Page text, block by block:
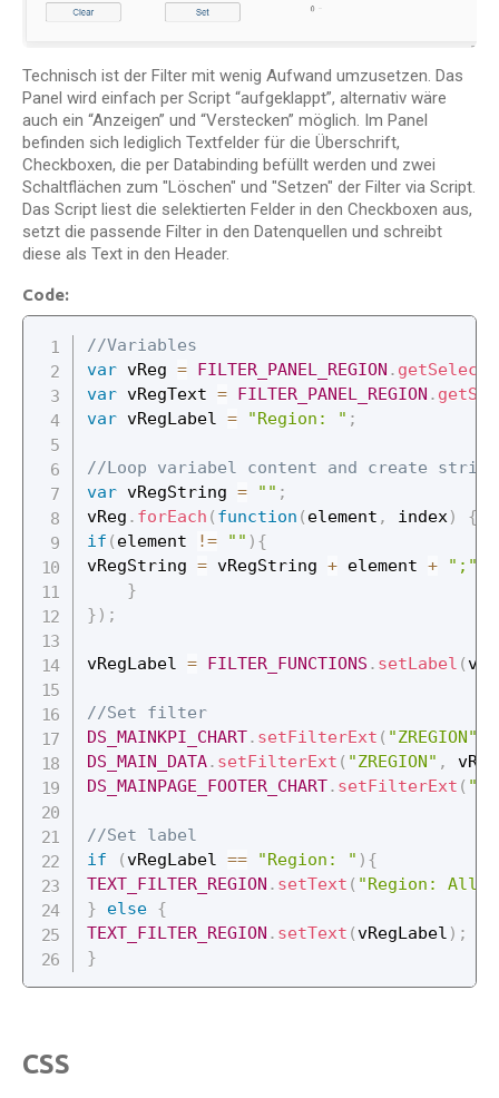
Technisch ist der Filter mit wenig Aufwand umzusetzen. Das
Panel wird einfach per Script “aufgeklappt”, alternativ wäre
auch ein “Anzeigen” und “Verstecken” möglich. Im Panel
befinden sich lediglich Textfelder für die Überschrift,
Checkboxen, die per Databinding befüllt werden und zwei
Schaltflächen zum "Löschen" und "Setzen" der Filter via Script.
Das Script liest die selektierten Felder in den Checkboxen aus,
setzt die passende Filter in den Datenquellen und schreibt
diese als Text in den Header.
Code:
//Variables
var vReg = FILTER_PANEL_REGION .
var vRegText = FILTER_PANEL_REGION .
var vRegLabel = "Region: " ;
//Loop variabel content and create string
var vRegString = "" ;
vReg . forEach ( function ( element , index)
{
if ( element != "" ) {
vRegString = vRegString + element + ";"
}
} ) ;
vRegLabel = FILTER_FUNCTIONS . setLabel (
//Set filter
DS_MAINKPI_CHART. setFilterExt ( "ZREGION"
DS_MAIN_DATA. setFilterExt ( "ZREGION" ,
DS_MAINPAGE_FOOTER_CHART. setFilterExt (
//Set label
if
(vRegLabel == "Region: " ) {
TEXT_FILTER_REGION . setText ( "Region: All"
}
else {
TEXT_FILTER_REGION . setText (vRegLabel ) ;
}
CSS